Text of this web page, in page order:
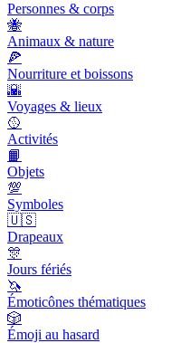
Personnes & corps
🐝
Animaux & nature
🍕
Nourriture et boissons
🌇
Voyages & lieux
🥎
Activités
📙
Objets
💯
Symboles
🇺🇸
Drapeaux
🎊
Jours fériés
🦄
Émoticônes thématiques
🎲
Émoji au hasard